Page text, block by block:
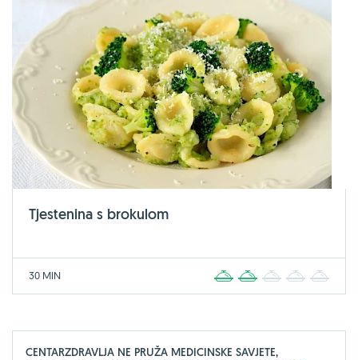
Tjestenina s brokulom
30 MIN 2 3 4
CENTARZDRAVLJA NE PRUŽA MEDICINSKE SAVJETE,